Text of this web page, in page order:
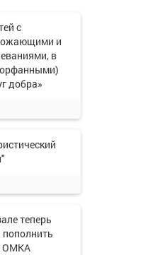
с
и
в
добра»
теперь
ОМКА